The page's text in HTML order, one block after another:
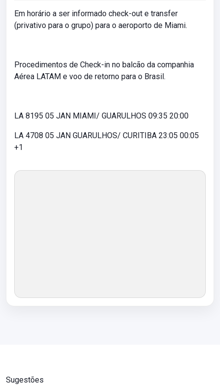
Em horário a ser informado check-out e transfer
(privativo para o grupo) para o aeroporto de Miami.
Procedimentos de Check-in no balcão da companhia
Aérea LATAM e voo de retorno para o Brasil.
LA 8195 05 JAN MIAMI/ GUARULHOS 09:35 20:00
LA 4708 05 JAN GUARULHOS/ CURITIBA 23:05 00:05
+1
Sugestões